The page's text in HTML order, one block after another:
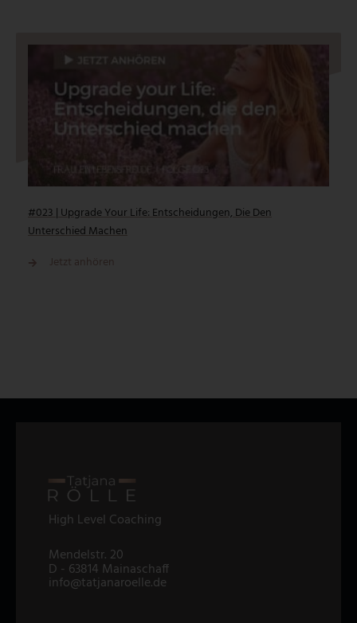
#023 | Upgrade Your Life: Entscheidungen, Die Den
Unterschied Machen
Jetzt anhören
High Level Coaching
Mendelstr. 20
D - 63814 Mainaschaff
info@tatjanaroelle.de